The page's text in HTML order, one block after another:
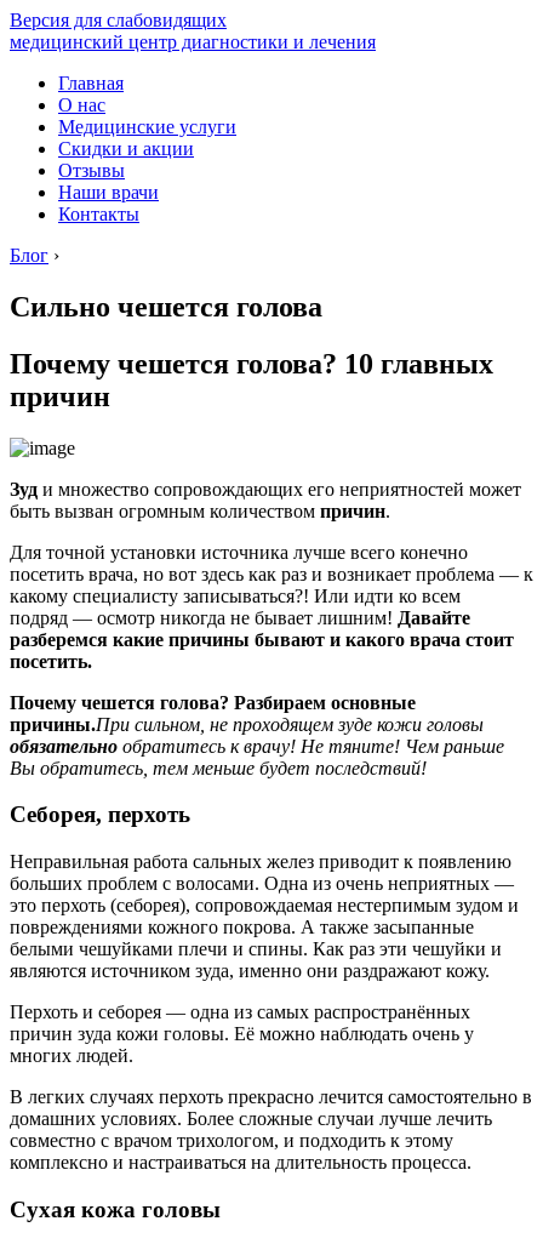
Версия для слабовидящих
медицинский центр диагностики и лечения
Главная
О нас
Медицинские услуги
Скидки и акции
Отзывы
Наши врачи
Контакты
Блог ›
Сильно чешется голова
Почему чешется голова? 10 главных
причин
Зуд и множество сопровождающих его неприятностей может
быть вызван огромным количеством причин.
Для точной установки источника лучше всего конечно
посетить врача, но вот здесь как раз и возникает проблема — к
какому специалисту записываться?! Или идти ко всем
подряд — осмотр никогда не бывает лишним! Давайте
разберемся какие причины бывают и какого врача стоит
посетить.
Почему чешется голова? Разбираем основные
причины.При сильном, не проходящем зуде кожи головы
обязательно обратитесь к врачу! Не тяните! Чем раньше
Вы обратитесь, тем меньше будет последствий!
Себорея, перхоть
Неправильная работа сальных желез приводит к появлению
больших проблем с волосами. Одна из очень неприятных —
это перхоть (себорея), сопровождаемая нестерпимым зудом и
повреждениями кожного покрова. А также засыпанные
белыми чешуйками плечи и спины. Как раз эти чешуйки и
являются источником зуда, именно они раздражают кожу.
Перхоть и себорея — одна из самых распространённых
причин зуда кожи головы. Её можно наблюдать очень у
многих людей.
В легких случаях перхоть прекрасно лечится самостоятельно в
домашних условиях. Более сложные случаи лучше лечить
совместно с врачом трихологом, и подходить к этому
комплексно и настраиваться на длительность процесса.
Сухая кожа головы